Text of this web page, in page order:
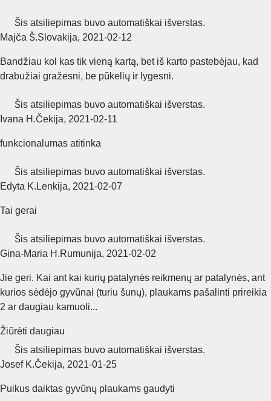
Šis atsiliepimas buvo automatiškai išverstas.
Majča Š.Slovakija, 2021‑02‑12
Bandžiau kol kas tik vieną kartą, bet iš karto pastebėjau, kad
drabužiai gražesni, be pūkelių ir lygesni.
Šis atsiliepimas buvo automatiškai išverstas.
Ivana H.Čekija, 2021‑02‑11
funkcionalumas atitinka
Šis atsiliepimas buvo automatiškai išverstas.
Edyta K. Lenkija, 2021‑02‑07
Tai gerai
Šis atsiliepimas buvo automatiškai išverstas.
Gina-Maria H.Rumunija, 2021‑02‑02
Jie geri. Kai ant kai kurių patalynės reikmenų ar patalynės, ant
kurios sėdėjo gyvūnai (turiu šunų), plaukams pašalinti prireikia
2 ar daugiau kamuoli...
Žiūrėti daugiau
Šis atsiliepimas buvo automatiškai išverstas.
Josef K.Čekija, 2021‑01‑25
Puikus daiktas gyvūnų plaukams gaudyti